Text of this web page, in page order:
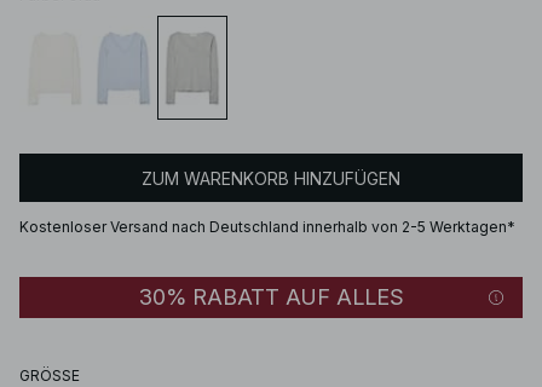
ZUM WARENKORB HINZUFÜGEN
Kostenloser Versand nach Deutschland innerhalb von 2-5 Werktagen*
30% RABATT AUF ALLES
GRÖSSE